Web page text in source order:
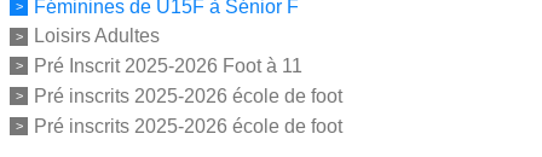
Féminines de U15F à Sénior F
Loisirs Adultes
Pré Inscrit 2025-2026 Foot à 11
Pré inscrits 2025-2026 école de foot
Pré inscrits 2025-2026 école de foot